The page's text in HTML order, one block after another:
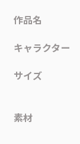
作品名
キャラクター
サイズ
素材